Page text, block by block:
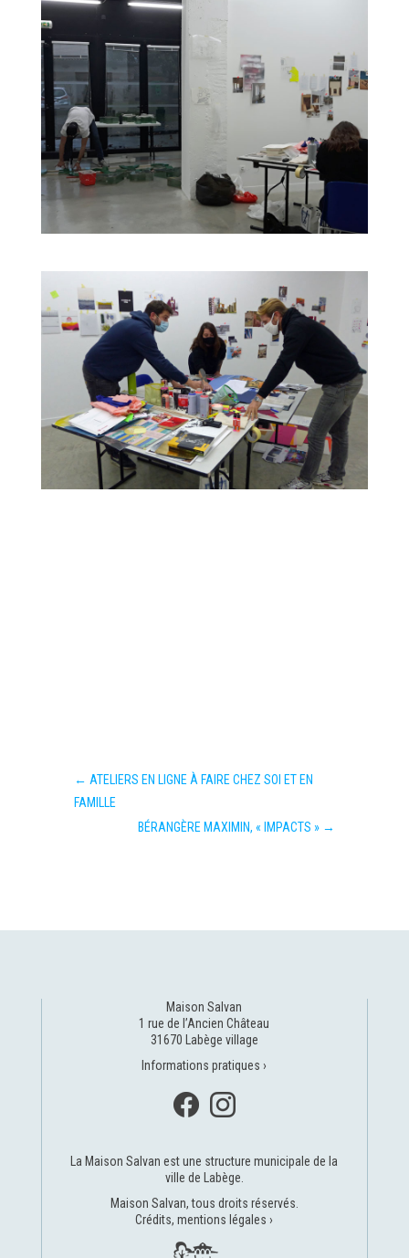
← ATELIERS EN LIGNE À FAIRE CHEZ SOI ET EN
FAMILLE
BÉRANGÈRE MAXIMIN, « IMPACTS » →
Maison Salvan
1 rue de l’Ancien Château
31670 Labège village
Informations pratiques ›
La Maison Salvan est une structure municipale de la
ville de Labège.
Maison Salvan, tous droits réservés.
Crédits, mentions légales ›